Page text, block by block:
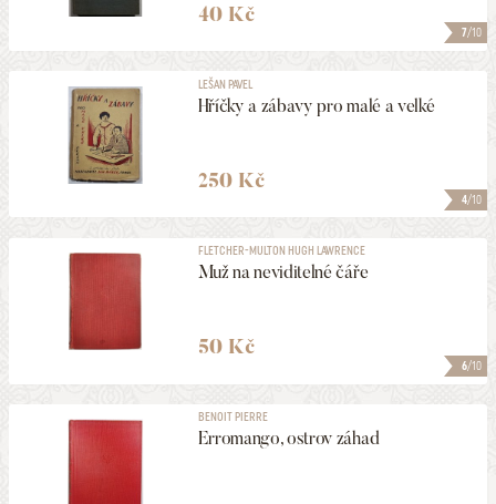
7/10
40 Kč
4/10
LEŠAN PAVEL
Hříčky a zábavy pro malé a velké
250 Kč
6/10
FLETCHER-MULTON HUGH LAWRENCE
Muž na neviditelné čáře
50 Kč
BENOIT PIERRE
Erromango, ostrov záhad